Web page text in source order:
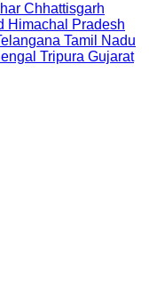
Chhattisgarh
Himachal Pradesh
Tamil Nadu
Tripura Gujarat